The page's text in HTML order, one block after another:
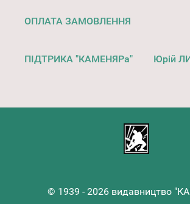
ОПЛАТА ЗАМОВЛЕННЯ
ПІДТРИКА "КАМЕНЯРа" Юрій
© 1939 - 2026 видавництво